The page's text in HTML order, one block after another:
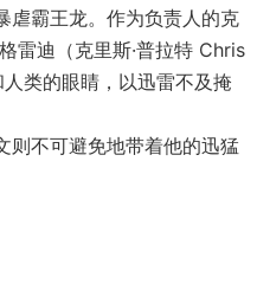
虐霸王龙。作为负责人的克
雷迪（克里斯·普拉特 Chris
类的眼睛，以迅雷不及掩
不可避免地带着他的迅猛